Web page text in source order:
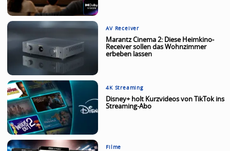
AV Receiver
Marantz Cinema 2: Diese Heimkino-
Receiver sollen das Wohnzimmer
erbeben lassen
4K Streaming
Disney+ holt Kurzvideos von TikTok ins
Streaming-Abo
Filme